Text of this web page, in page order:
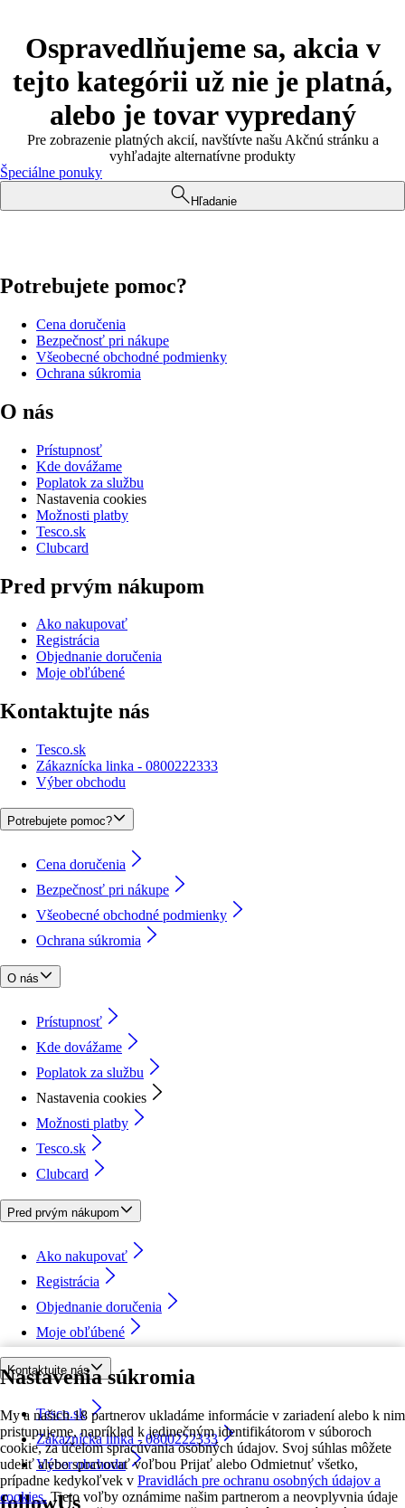
Nastavenia súkromia
My a našich 18 partnerov ukladáme informácie v zariadení alebo k nim
pristupujeme, napríklad k jedinečným identifikátorom v súboroch
cookie, za účelom spracúvania osobných údajov. Svoj súhlas môžete
udeliť alebo spravovať voľbou Prijať alebo Odmietnuť všetko,
prípadne kedykoľvek v Pravidlách pre ochranu osobných údajov a
cookies. Tieto voľby oznámime našim partnerom a neovplyvnia údaje
Ospravedlňujeme sa, akcia v
tejto kategórii už nie je platná,
alebo je tovar vypredaný
Pre zobrazenie platných akcií, navštívte našu Akčnú stránku a
vyhľadajte alternatívne produkty
Špeciálne ponuky
Hľadanie
Potrebujete pomoc?
Cena doručenia
Bezpečnosť pri nákupe
Všeobecné obchodné podmienky
Ochrana súkromia
O nás
Prístupnosť
Kde dovážame
Poplatok za službu
Nastavenia cookies
Možnosti platby
Tesco.sk
Clubcard
Pred prvým nákupom
Ako nakupovať
Registrácia
Objednanie doručenia
Moje obľúbené
Kontaktujte nás
Tesco.sk
Zákaznícka linka - 0800222333
Výber obchodu
Potrebujete pomoc?
Cena doručenia
Bezpečnosť pri nákupe
Všeobecné obchodné podmienky
Ochrana súkromia
O nás
Prístupnosť
Kde dovážame
Poplatok za službu
Nastavenia cookies
Možnosti platby
Tesco.sk
Clubcard
Pred prvým nákupom
Ako nakupovať
Registrácia
Objednanie doručenia
Moje obľúbené
Kontaktujte nás
Tesco.sk
Zákaznícka linka - 0800222333
Výber obchodu
followUs